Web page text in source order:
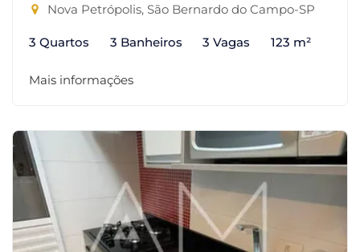
Nova Petrópolis, São Bernardo do Campo-SP
3 Quartos 3 Banheiros 3 Vagas 123 m²
Mais informações